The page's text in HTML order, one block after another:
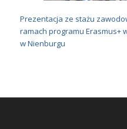
Prezentacja ze stażu
ramach programu Erasmus+
w Nienburgu